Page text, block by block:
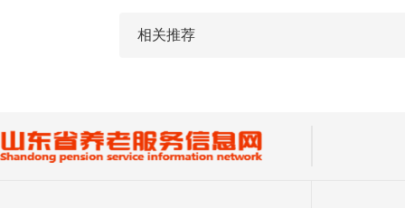
相关推荐